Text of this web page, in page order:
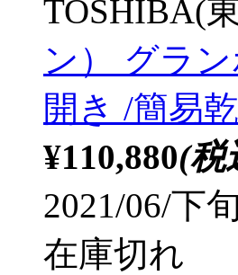
TOSHIBA(
ン） グラ
開き /簡易
¥110,880(税
2021/06/下
在庫切れ